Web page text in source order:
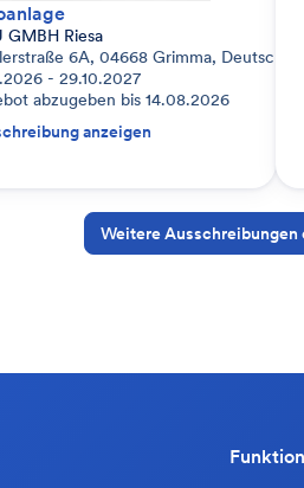
GMBH Riesa
6A, 04668 Grimma,
- 29.10.2027
abzugeben bis 14.08.2026
anzeigen
Weitere Ausschreibungen